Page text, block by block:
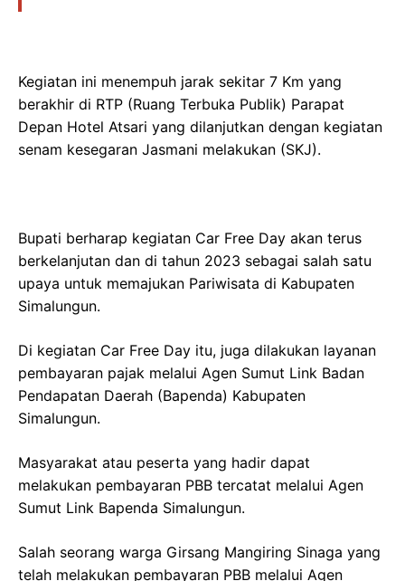
Kegiatan ini menempuh jarak sekitar 7 Km yang
berakhir di RTP (Ruang Terbuka Publik) Parapat
Depan Hotel Atsari yang dilanjutkan dengan kegiatan
senam kesegaran Jasmani melakukan (SKJ).
Bupati berharap kegiatan Car Free Day akan terus
berkelanjutan dan di tahun 2023 sebagai salah satu
upaya untuk memajukan Pariwisata di Kabupaten
Simalungun.
Di kegiatan Car Free Day itu, juga dilakukan layanan
pembayaran pajak melalui Agen Sumut Link Badan
Pendapatan Daerah (Bapenda) Kabupaten
Simalungun.
Masyarakat atau peserta yang hadir dapat
melakukan pembayaran PBB tercatat melalui Agen
Sumut Link Bapenda Simalungun.
Salah seorang warga Girsang Mangiring Sinaga yang
telah melakukan pembayaran PBB melalui Agen